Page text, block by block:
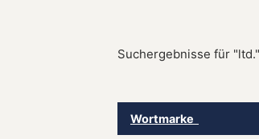
Suchergebnisse für
Wortmarke